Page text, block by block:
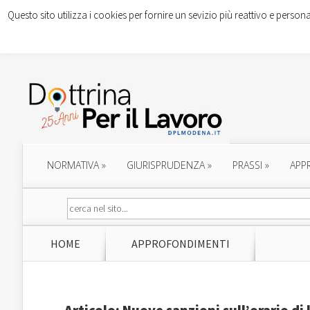
NORMATIVA» GIURISPRUDENZA» PRASSI »
HOME APPROFONDIMENTI
Questo sito utilizza i cookies per fornire un sevizio più reattivo e